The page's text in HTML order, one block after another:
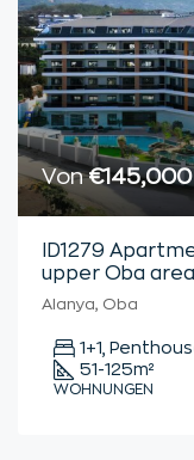
Von€145,000
ID1279
upper Oba area
Alanya, Oba
1+1,
51-125m²
WOHNUNGEN